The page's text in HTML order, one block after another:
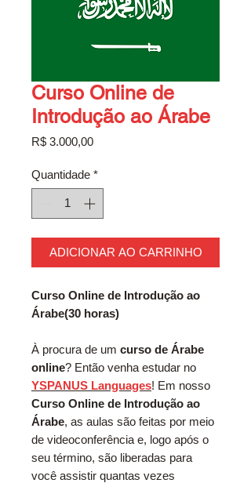
Curso Online de
Introdução ao Árabe
R$ 3.000,00Preço
Quantidade *
ADICIONAR AO CARRINHO
Curso Online de Introdução ao
Árabe(30 horas)
À procura de um curso de Árabe
online? Então venha estudar no
YSPANUS Languages! Em nosso
Curso Online de Introdução ao
Árabe, as aulas são feitas por meio
de videoconferência e, logo após o
seu término, são liberadas para
você assistir quantas vezes